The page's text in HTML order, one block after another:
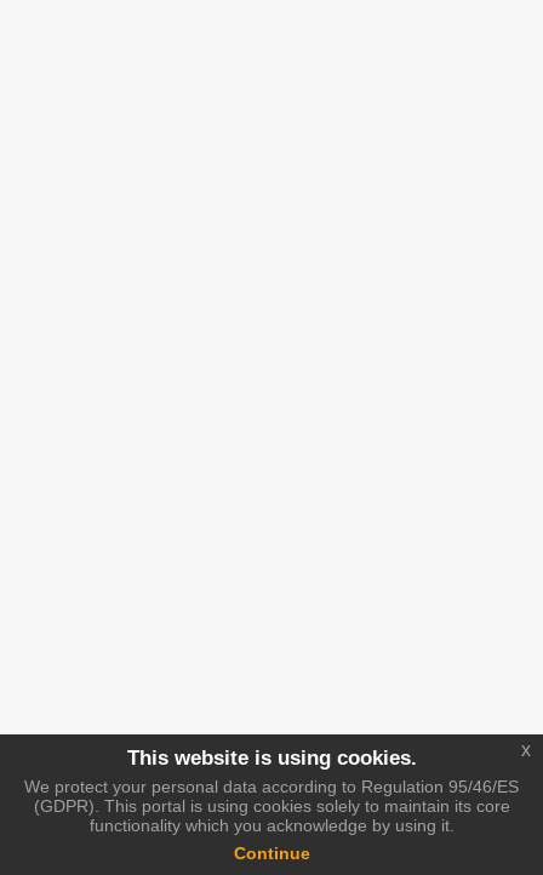
This website is using cookies.
We protect your personal data according to Regulation 95/46/ES
(GDPR). This portal is using cookies solely to maintain its core
functionality which you acknowledge by using it.
Continue
x